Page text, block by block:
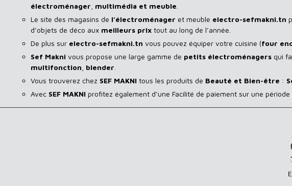
électroménager multimédia et meuble
Le site des magasins de l’électroménager et meuble electro-sefmakni.tn
d’objets de déco aux meilleurs prix tout au long de l’année.
De plus sur electro-sefmakni.tn vous pouvez équiper votre cuisine (four
Sef Makni vous propose une large gamme de petits électroménagers qui
multifonction blender
Vous trouverez chez SEF MAKNI tous les produits de Beauté et Bien-être :
Avec SEF MAKNI profitez également d’une Facilité de paiement sur une